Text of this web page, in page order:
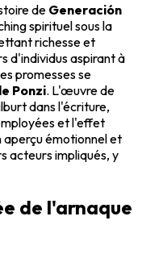
de Generación
spirituel sous la
richesse et
d'individus aspirant à
promesses se
Ponzi. L'œuvre de
dans l'écriture,
et l'effet
émotionnel et
acteurs impliqués, y
de l'arnaque